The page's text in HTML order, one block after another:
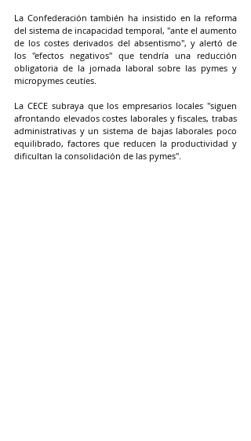
La Confederación también ha insistido en la reforma
del sistema de incapacidad temporal, "ante el aumento
de los costes derivados del absentismo", y alertó de
los "efectos negativos" que tendría una reducción
obligatoria de la jornada laboral sobre las pymes y
micropymes ceutíes.
La CECE subraya que los empresarios locales "siguen
afrontando elevados costes laborales y fiscales, trabas
administrativas y un sistema de bajas laborales poco
equilibrado, factores que reducen la productividad y
dificultan la consolidación de las pymes".